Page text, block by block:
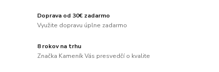
Doprava od 30€ zadarmo
Využite dopravu úplne zadarmo
8 rokov na trhu
Značka Kameník Vás presvedčí o kvalite